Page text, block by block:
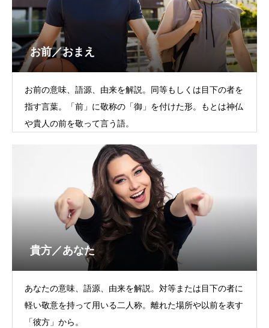
お前／おまえ
お前の意味、語源、由来を解説。同等もしくは目下の者を
指す言葉。「前」に敬称の「御」を付けた形。もとは神仏
や貴人の前を敬って言う語。
貴方／あなた
あなたの意味、語源、由来を解説。対等または目下の者に
軽い敬意を持って用いる二人称。離れた場所や以前を表す
「彼方」から。